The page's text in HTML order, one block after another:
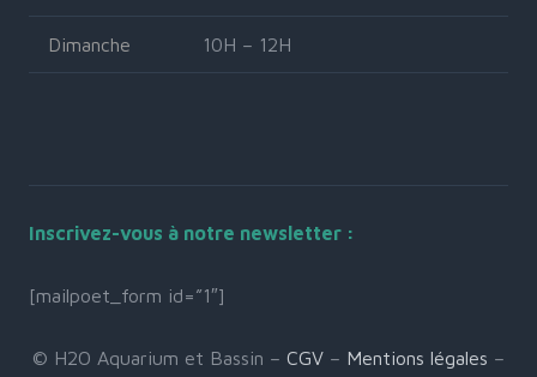
Dimanche 10H – 12H
Inscrivez-vous à notre newsletter :
[mailpoet_form id=”1″]
© H2O Aquarium et Bassin – CGV – Mentions légales –